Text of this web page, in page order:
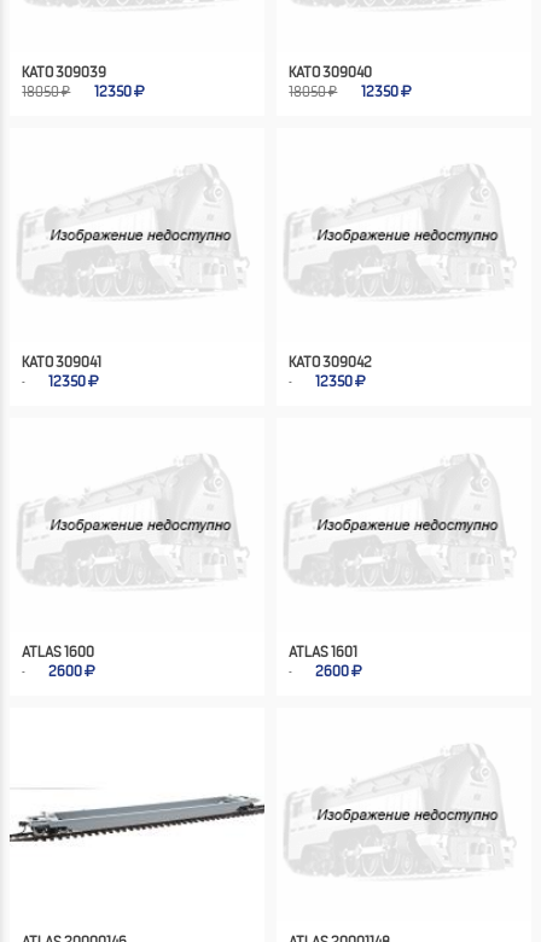
KATO 309039
18050 ₽
12350
KATO 309040
18050 ₽
12350
KATO 309041
12350
KATO 309042
12350
ATLAS 1600
2600
ATLAS 1601
2600